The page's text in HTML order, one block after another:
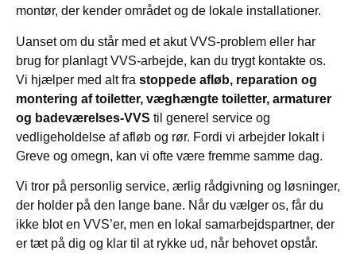
montør, der kender området og de lokale installationer.
Uanset om du står med et akut VVS-problem eller har
brug for planlagt VVS-arbejde, kan du trygt kontakte os.
Vi hjælper med alt fra stoppede afløb, reparation og
montering af toiletter, væghængte toiletter, armaturer
og badeværelses-VVS til generel service og
vedligeholdelse af afløb og rør. Fordi vi arbejder lokalt i
Greve og omegn, kan vi ofte være fremme samme dag.
Vi tror på personlig service, ærlig rådgivning og løsninger,
der holder på den lange bane. Når du vælger os, får du
ikke blot en VVS’er, men en lokal samarbejdspartner, der
er tæt på dig og klar til at rykke ud, når behovet opstår.